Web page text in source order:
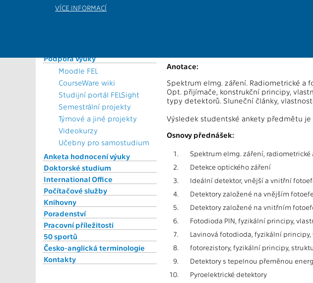
VÍCE INFORMACÍ
Časový plán ak. roku
Podpora výuky
Moodle FEL
CourseWare wiki
Studijní portál FELSight
Semestrální projekty
Týmové a jiné projekty
Videokurzy
Učebny pro samostudium
Anketa hodnocení výuky
Doktorské studium
International Office
Počítačové služby
Knihovny
Poradenství
Pracovní příležitosti
50 sportů
Česko-anglická terminologie
Kontakty
Anotace:
Spektrum elmg. záření. Radiometrické
Opt. přijímače, konstrukční principy,
typy detektorů. Sluneční články,
Výsledek studentské ankety předmětu je
Osnovy přednášek:
1.
Spektrum elmg. záření,
2.
Detekce optického záření
3.
Ideální detektor, vnější a vnitřní
4.
Detektory založené na vnějším
5.
Detektory založené na vnitřním
6.
Fotodioda PIN, fyzikální principy,
7.
Lavinová fotodioda, fyzikální
8.
fotorezistory, fyzikální principy,
9.
Detektory s tepelnou přeměnou
10.
Pyroelektrické detektory